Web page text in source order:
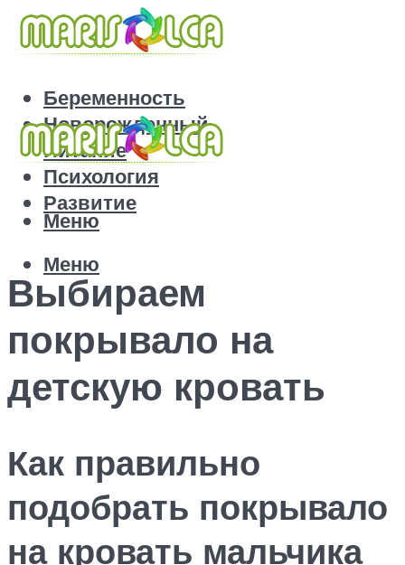
Беременность
Новорожденный
Питание
Психология
Развитие
Меню
Меню
Выбираем
покрывало на
детскую кровать
Как правильно
подобрать покрывало
на кровать мальчика